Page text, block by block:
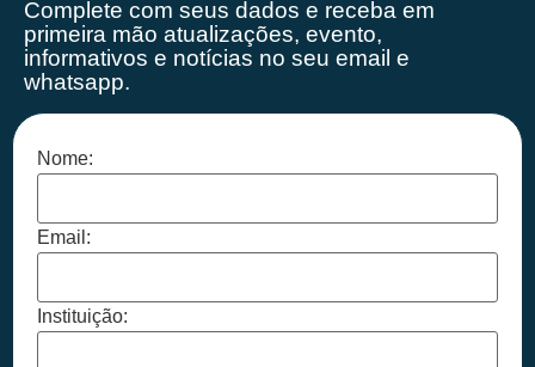
Complete com seus dados e receba em
primeira mão atualizações, evento,
informativos e notícias no seu email e
whatsapp.
Nome:
Email:
Instituição: